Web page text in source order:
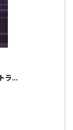
ラ...